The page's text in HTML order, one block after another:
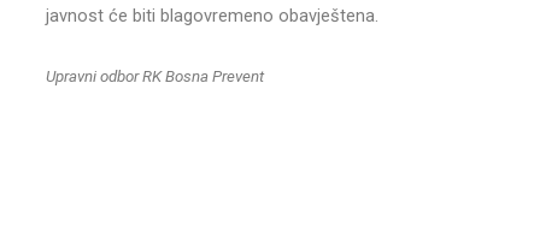
javnost će biti blagovremeno obavještena.
Upravni odbor RK Bosna Prevent